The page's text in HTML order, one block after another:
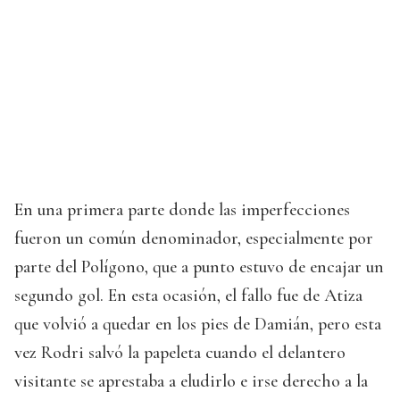
En una primera parte donde las imperfecciones
fueron un común denominador, especialmente por
parte del Polígono, que a punto estuvo de encajar un
segundo gol. En esta ocasión, el fallo fue de Atiza
que volvió a quedar en los pies de Damián, pero esta
vez Rodri salvó la papeleta cuando el delantero
visitante se aprestaba a eludirlo e irse derecho a la